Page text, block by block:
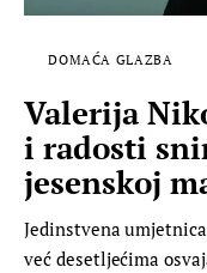
DOMAĆA GLAZBA
Valerija
i radosti
jesenskoj
Jedinstvena
već desetljećima